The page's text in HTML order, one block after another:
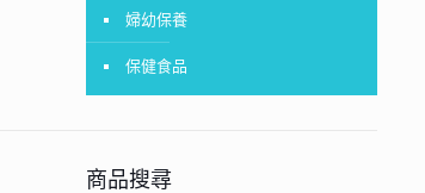
婦幼保養
保健食品
商品搜尋